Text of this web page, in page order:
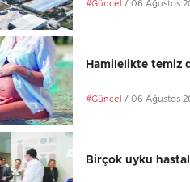
#Güncel / 06 Ağustos
Hamilelikte temiz
#Güncel / 06 Ağustos
Birçok uyku